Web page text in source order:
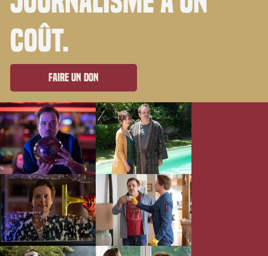
coût.
Faire un don